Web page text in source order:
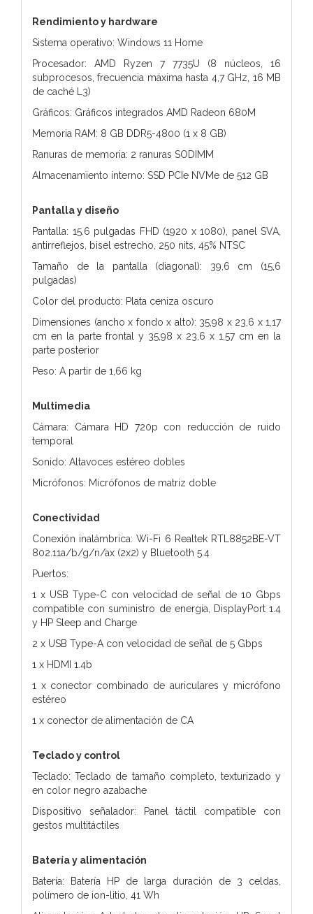
Rendimiento y hardware
Sistema operativo: Windows 11 Home
Procesador: AMD Ryzen 7 7735U (8 núcleos, 16
subprocesos, frecuencia máxima hasta 4,7 GHz, 16 MB
de caché L3)
Gráficos: Gráficos integrados AMD Radeon 680M
Memoria RAM: 8 GB DDR5-4800 (1 x 8 GB)
Ranuras de memoria: 2 ranuras SODIMM
Almacenamiento interno: SSD PCIe NVMe de 512 GB
Pantalla y diseño
Pantalla: 15.6 pulgadas FHD (1920 x 1080), panel SVA,
antirreflejos, bisel estrecho, 250 nits, 45% NTSC
Tamaño de la pantalla (diagonal): 39,6 cm (15,6
pulgadas)
Color del producto: Plata ceniza oscuro
Dimensiones (ancho x fondo x alto): 35,98 x 23,6 x 1,17
cm en la parte frontal y 35,98 x 23,6 x 1,57 cm en la
parte posterior
Peso: A partir de 1,66 kg
Multimedia
Cámara: Cámara HD 720p con reducción de ruido
temporal
Sonido: Altavoces estéreo dobles
Micrófonos: Micrófonos de matriz doble
Conectividad
Conexión inalámbrica: Wi-Fi 6 Realtek RTL8852BE-VT
802.11a/b/g/n/ax (2x2) y Bluetooth 5.4
Puertos:
1 x USB Type-C con velocidad de señal de 10 Gbps
compatible con suministro de energía, DisplayPort 1.4
y HP Sleep and Charge
2 x USB Type-A con velocidad de señal de 5 Gbps
1 x HDMI 1.4b
1 x conector combinado de auriculares y micrófono
estéreo
1 x conector de alimentación de CA
Teclado y control
Teclado: Teclado de tamaño completo, texturizado y
en color negro azabache
Dispositivo señalador: Panel táctil compatible con
gestos multitáctiles
Batería y alimentación
Batería: Batería HP de larga duración de 3 celdas,
polímero de ion-litio, 41 Wh